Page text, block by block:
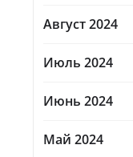
Август 2024
Июль 2024
Июнь 2024
Май 2024